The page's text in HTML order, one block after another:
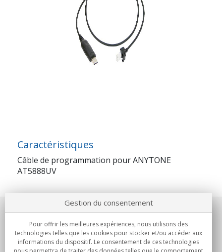
Caractéristiques
Câble de programmation pour ANYTONE
AT5888UV
Notre société
Engagements
Gestion du consentement
Pour offrir les meilleures expériences, nous utilisons des
technologies telles que les cookies pour stocker et/ou accéder aux
informations du dispositif. Le consentement de ces technologies